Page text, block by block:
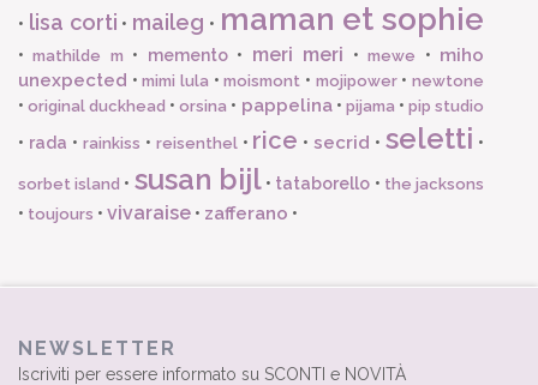
• lisa corti • maileg • maman et sophie
•mathilde m • memento• meri meri •mewe • miho
unexpected •mimi lula •moismont • mojipower•newtone
•original duckhead •orsina • pappelina• pijama • pip studio
• rada • rainkiss • reisenthel• rice •secrid •seletti •
sorbet island • susan bijl• tataborello • the jacksons
• toujours • vivaraise • zafferano •
NEWSLETTER
Iscriviti per essere informato su SCONTI e NOVITÀ